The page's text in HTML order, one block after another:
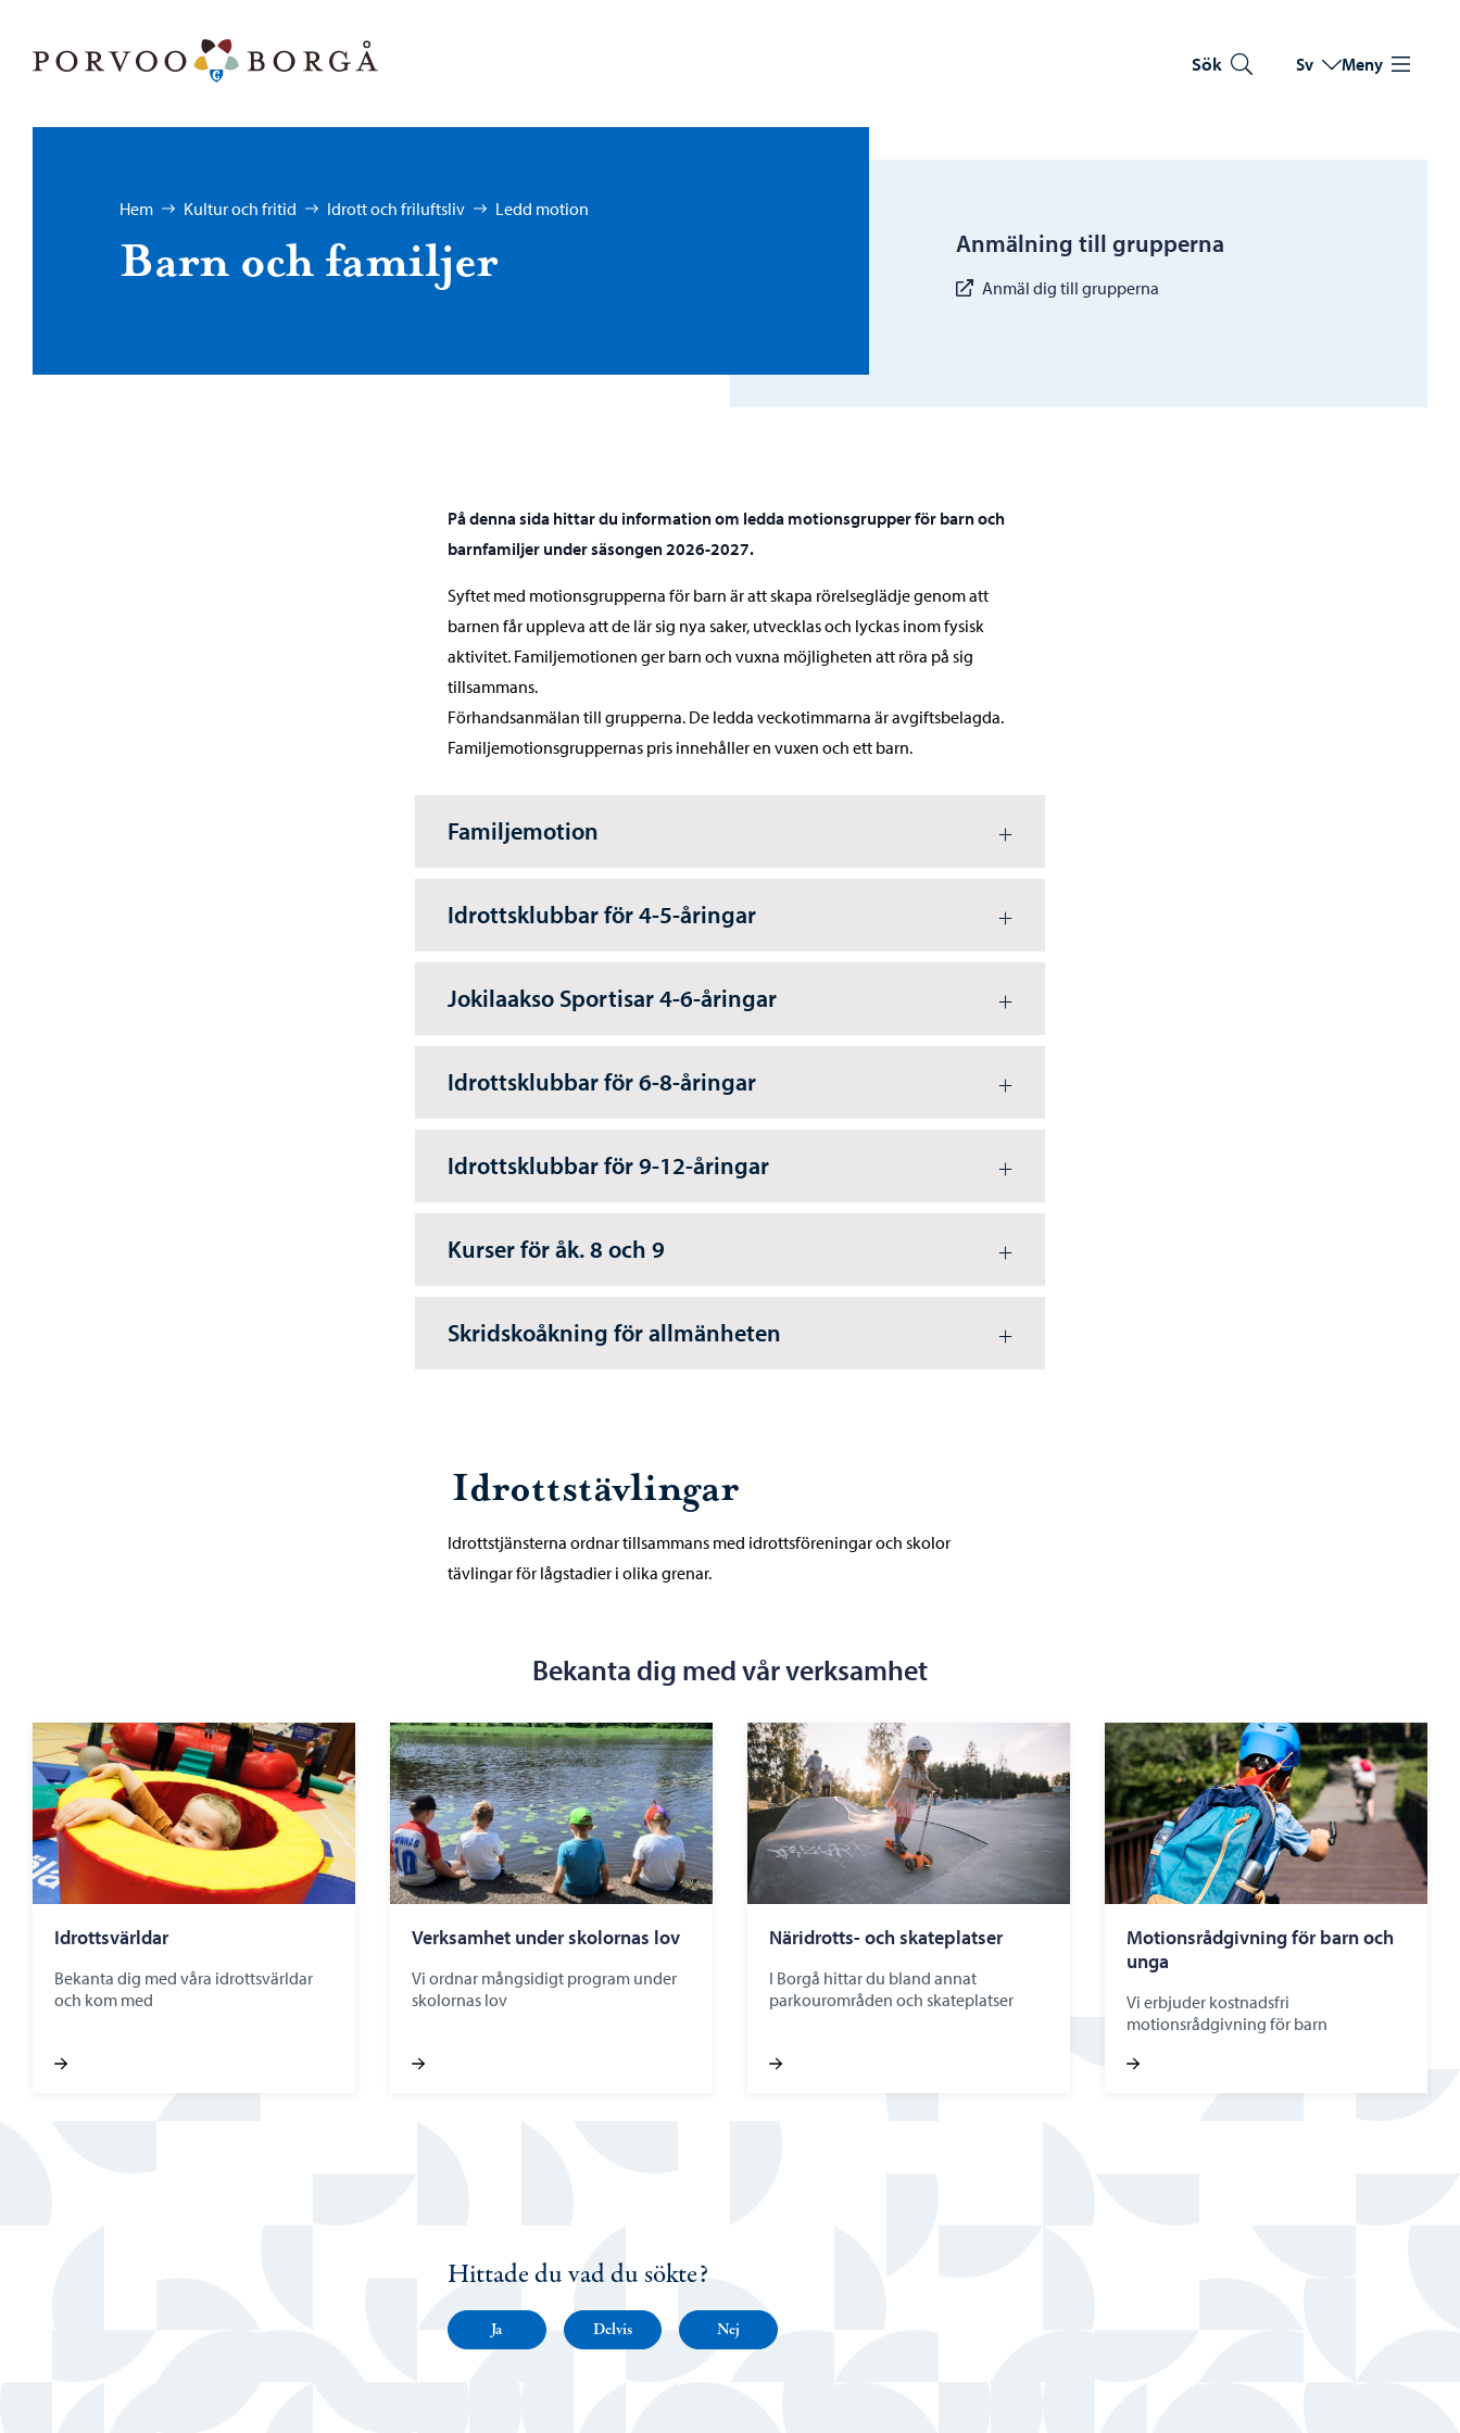
Sök Byt språk
Nuvarande språk:
Sv Meny
Bläddra:
Hem Kultur och fritid Idrott och friluftsliv Ledd motion
Barn och familjer Anmälning till grupperna
Anmäl dig till grupperna
På denna sida hittar du information om ledda motionsgrupper för barn och
barnfamiljer under säsongen 2026-2027.
Syftet med motionsgrupperna för barn är att skapa rörelseglädje genom att
barnen får uppleva att de lär sig nya saker, utvecklas och lyckas inom fysisk
aktivitet. Familjemotionen ger barn och vuxna möjligheten att röra på sig
tillsammans.
Förhandsanmälan till grupperna. De ledda veckotimmarna är avgiftsbelagda.
Familjemotionsgruppernas pris innehåller en vuxen och ett barn.
Familjemotion
Idrottsklubbar för 4-5-åringar
Jokilaakso Sportisar 4-6-åringar
Idrottsklubbar för 6-8-åringar
Idrottsklubbar för 9-12-åringar
Kurser för åk. 8 och 9
Skridskoåkning för allmänheten
Idrottstävlingar
Idrottstjänsterna ordnar tillsammans med idrottsföreningar och skolor
tävlingar för lågstadier i olika grenar.
Bekanta dig med vår verksamhet
Idrottsvärldar
Bekanta dig med våra idrottsvärldar
och kom med
Verksamhet under skolornas lov
Vi ordnar mångsidigt program under
skolornas lov
Näridrotts- och skateplatser
I Borgå hittar du bland annat
parkourområden och skateplatser
Motionsrådgivning för barn och
unga
Vi erbjuder kostnadsfri
motionsrådgivning för barn
Hittade du vad du sökte?
Ja Delvis Nej